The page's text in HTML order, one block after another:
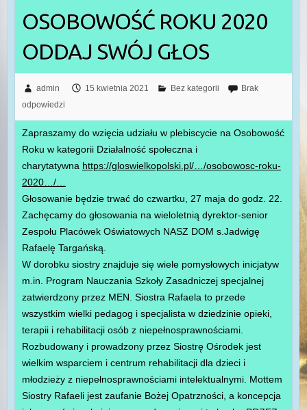
OSOBOWOŚĆ ROKU 2020
ODDAJ SWÓJ GŁOS
admin 15 kwietnia 2021 Bez kategorii
Brak
odpowiedzi
Zapraszamy do wzięcia udziału w plebiscycie na Osobowość
Roku w kategorii Działalność społeczna i
charytatywna https://gloswielkopolski.pl/…/osobowosc-roku-
2020…/…
Głosowanie będzie trwać do czwartku, 27 maja do godz. 22.
Zachęcamy do głosowania na wieloletnią dyrektor-senior
Zespołu Placówek Oświatowych NASZ DOM s.Jadwigę
Rafaelę Targańską.
W dorobku siostry znajduje się wiele pomysłowych inicjatyw
m.in. Program Nauczania Szkoły Zasadniczej specjalnej
zatwierdzony przez MEN. Siostra Rafaela to przede
wszystkim wielki pedagog i specjalista w dziedzinie opieki,
terapii i rehabilitacji osób z niepełnosprawnościami.
Rozbudowany i prowadzony przez Siostrę Ośrodek jest
wielkim wsparciem i centrum rehabilitacji dla dzieci i
młodzieży z niepełnosprawnościami intelektualnymi. Mottem
Siostry Rafaeli jest zaufanie Bożej Opatrzności, a koncepcja